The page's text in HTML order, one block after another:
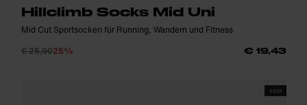
Hillclimb Socks Mid Uni
Mid Cut Sportsocken für Running, Wandern und Fitness
€ 25,9025% € 19,43
SS25